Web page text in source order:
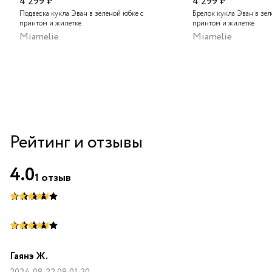
Москва
Аутлет "La Nature" в ТЦ "Елоховский пассаж", Москва
Подвеска кукла Эван в зеленой юбке с
принтом и жилетке
Miamelie
Брелок кукла Эван в
принтом и жилетке
Miamelie
Рейтинг и отзывы
Гаянэ Ж.
4.01 отзыв